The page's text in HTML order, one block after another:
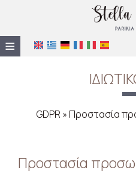
≡
GDPR » Προστασία
Προστασία